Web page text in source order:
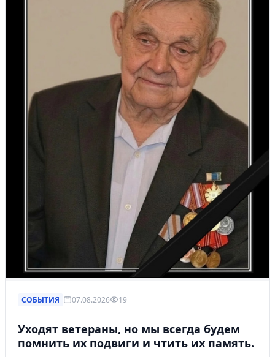
СОБЫТИЯ 07.08.2026 19
Уходят ветераны, но мы всегда будем
помнить их подвиги и чтить их память.